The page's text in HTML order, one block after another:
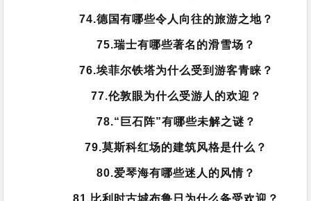
74.德国有哪些令人向往的旅游之地？
75.瑞士有哪些著名的滑雪场？
76.埃菲尔铁塔为什么受到游客青睐？
77.伦敦眼为什么受游人的欢迎？
78.“巨石阵”有哪些未解之谜？
79.莫斯科红场的建筑风格是什么？
80.爱琴海有哪些迷人的风情？
81.比利时古城布鲁日为什么备受欢迎？